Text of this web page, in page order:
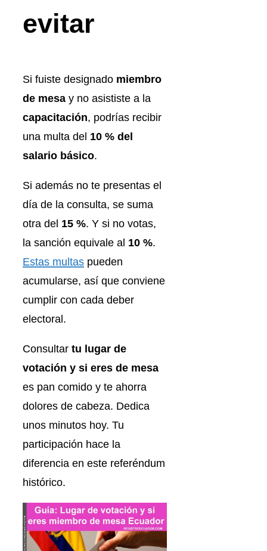
evitar
Si fuiste designado miembro
de mesa y no asististe a la
capacitación, podrías recibir
una multa del 10 % del
salario básico.
Si además no te presentas el
día de la consulta, se suma
otra del 15 %. Y si no votas,
la sanción equivale al 10 %.
Estas multas pueden
acumularse, así que conviene
cumplir con cada deber
electoral.
Consultar tu lugar de
votación y si eres de mesa
es pan comido y te ahorra
dolores de cabeza. Dedica
unos minutos hoy. Tu
participación hace la
diferencia en este referéndum
histórico.